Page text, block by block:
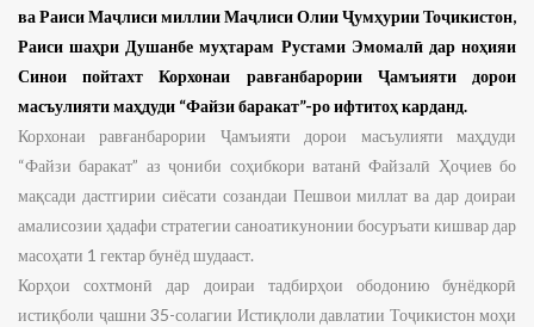
ва Раиси Маҷлиси миллии Маҷлиси Олии Ҷумҳурии Тоҷикистон,
Раиси шаҳри Душанбе муҳтарам Рустами Эмомалӣ дар ноҳияи
Синои пойтахт Корхонаи равғанбарории Ҷамъияти дорои
масъулияти маҳдуди “Файзи баракат”-ро ифтитоҳ карданд.
Корхонаи равғанбарории Ҷамъияти дорои масъулияти маҳдуди
“Файзи баракат” аз ҷониби соҳибкори ватанӣ Файзалӣ Ҳоҷиев бо
мақсади дастгирии сиёсати созандаи Пешвои миллат ва дар доираи
амалисозии ҳадафи стратегии саноатикунонии босуръати кишвар дар
масоҳати 1 гектар бунёд шудааст.
Корҳои сохтмонӣ дар доираи тадбирҳои ободонию бунёдкорӣ
истиқболи ҷашни 35-солагии Истиқлоли давлатии Тоҷикистон моҳи